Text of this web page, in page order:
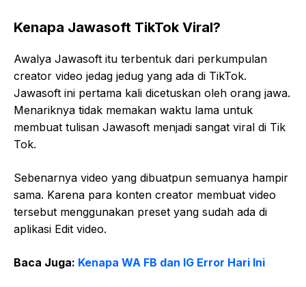
Kenapa Jawasoft TikTok Viral?
Awalya Jawasoft itu terbentuk dari perkumpulan
creator video jedag jedug yang ada di TikTok.
Jawasoft ini pertama kali dicetuskan oleh orang jawa.
Menariknya tidak memakan waktu lama untuk
membuat tulisan Jawasoft menjadi sangat viral di Tik
Tok.
Sebenarnya video yang dibuatpun semuanya hampir
sama. Karena para konten creator membuat video
tersebut menggunakan preset yang sudah ada di
aplikasi Edit video.
Baca Juga: Kenapa WA FB dan IG Error Hari Ini